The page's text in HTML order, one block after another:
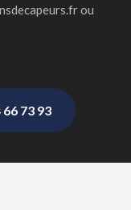
ou
66 73 93